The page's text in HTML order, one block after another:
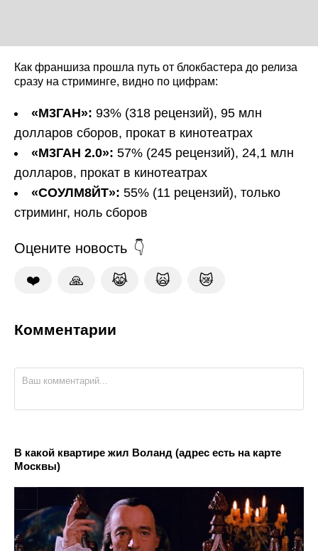
Как франшиза прошла путь от блокбастера до релиза
сразу на стриминге, видно по цифрам:
«М3ГАН»: 93% (318 рецензий), 95 млн
долларов сборов, прокат в кинотеатрах
«М3ГАН 2.0»: 57% (245 рецензий), 24,1 млн
долларов, прокат в кинотеатрах
«СОУЛМ8ЙТ»: 55% (11 рецензий), только
стриминг, ноль сборов
Оцените новость
❤️ 🙏 😹 🙀 😿
Комментарии
В какой квартире жил Воланд (адрес есть на карте
Москвы)